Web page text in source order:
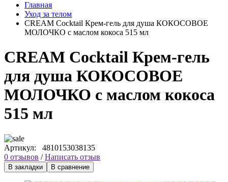
Главная
Уход за телом
CREAM Cocktail Крем-гель для душа КОКОСОВОЕ
МОЛОЧКО с маслом кокоса 515 мл
CREAM Cocktail Крем-гель
для душа КОКОСОВОЕ
МОЛОЧКО с маслом кокоса
515 мл
Артикул: 4810153038135
0 отзывов /Написать отзыв
В закладки В сравнение